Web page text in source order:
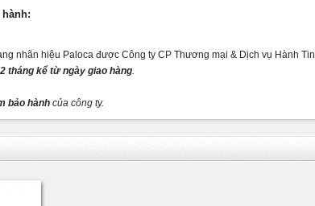
nhãn hiệu Paloca được Công ty CP Thương mại & Dịch vụ Hành
tháng kể từ ngày giao hàng.
bảo hành của công ty.